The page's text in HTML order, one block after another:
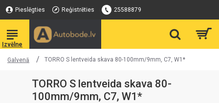
Pieslēgties Reģistrēties 25588879
Galvenā TORRO S lentveida skava 80-100mm/9mm, C7, W1*
TORRO S lentveida skava 80-
100mm/9mm, C7, W1*